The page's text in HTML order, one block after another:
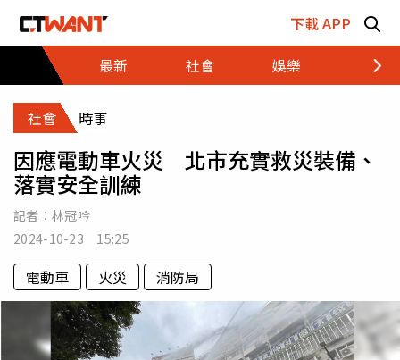
下載 APP
最新
社會 娛樂 財經
社會 時事
因應電動車火災 北市充實救災裝備、
落實安全訓練
記者： 林冠吟
2024-10-23 15:25
電動車 火災 消防局